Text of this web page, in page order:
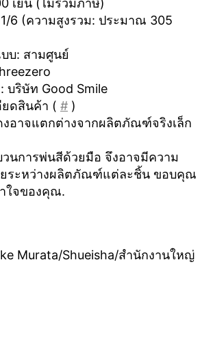
เยน (ไม่รวมภาษี)
1/6 (ความสูงรวม: ประมาณ 305
บ: สามศูนย์
บริษัท Good Smile
ดสินค้า ( # )
อาจแตกต่างจากผลิตภัณฑ์จริงเล็ก
วนการพ่นสีด้วยมือ จึงอาจมีความ
ยระหว่างผลิตภัณฑ์แต่ละชิ้น ขอบคุณ
ใจของคุณ.
Murata/Shueisha/สำนักงานใหญ่